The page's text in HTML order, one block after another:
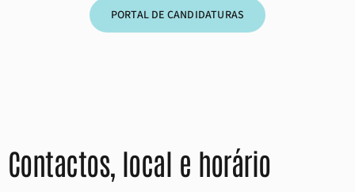
PORTAL DE CANDIDATURAS
Contactos, local e horário